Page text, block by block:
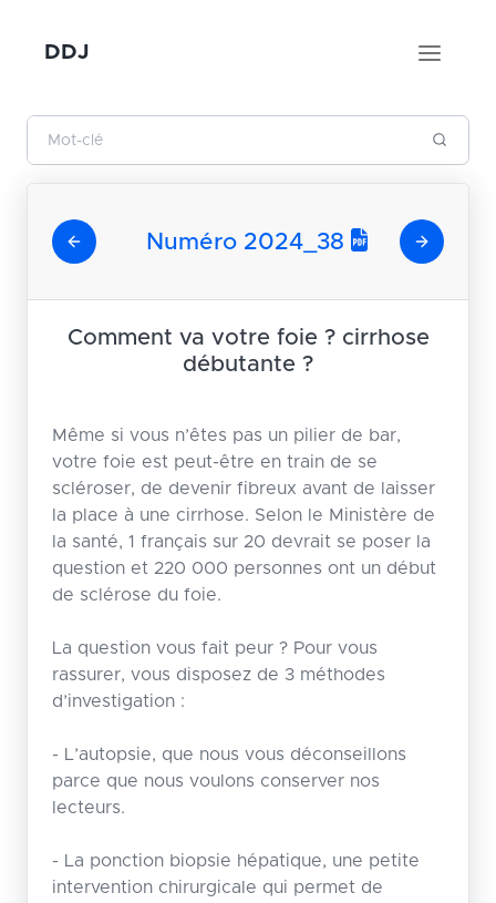
DDJ
Numéro 2024_38
Comment va votre foie ? cirrhose
débutante ?
Même si vous n’êtes pas un pilier de bar,
votre foie est peut-être en train de se
scléroser, de devenir fibreux avant de laisser
la place à une cirrhose. Selon le Ministère de
la santé, 1 français sur 20 devrait se poser la
question et 220 000 personnes ont un début
de sclérose du foie.
La question vous fait peur ? Pour vous
rassurer, vous disposez de 3 méthodes
d’investigation :
- L’autopsie, que nous vous déconseillons
parce que nous voulons conserver nos
lecteurs.
- La ponction biopsie hépatique, une petite
intervention chirurgicale qui permet de